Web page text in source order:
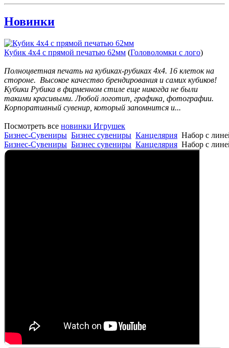
Новинки
Кубик 4х4 с прямой печатью 62мм (Головоломки с лого)
Полноцветная печать на кубиках-рубиках 4х4. 16 клеток на
стороне. Высокое качество брендирования и самих кубиков!
Кубики Рубика в фирменном стиле еще никогда не были
такими красивыми. Любой логотип, графика, фотографии.
Корпоративный сувенир, который запомнится и...
Посмотреть все новинки Игрушек
Бизнес-Сувениры Бизнес сувениры Канцелярия Набор с
Бизнес-Сувениры Бизнес сувениры Канцелярия Набор с